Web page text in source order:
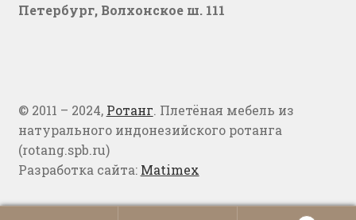
Петербург, Волхонское ш. 111
© 2011 – 2024, Ротанг. Плетёная мебель из
натурального индонезийского ротанга
(rotang.spb.ru)
Разработка сайта: Matimex